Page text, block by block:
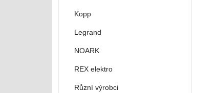
Kopp
Legrand
NOARK
REX elektro
Různí výrobci